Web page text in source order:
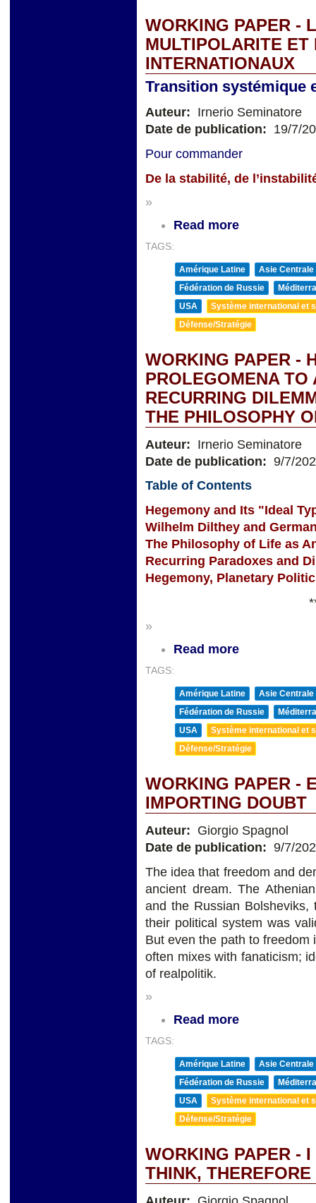
WORKING PAPER -
MULTIPOLARITE
INTERNATIONAUX
Transition systémique
Auteur: Irnerio Seminatore
Date de publication: 19/7/
Pour commander
De la stabilité, de
»
Read more
TAGS:
Amérique Latine
Asie Centrale
Fédération de Russie
USA
Système international et
Défense/Stratégie
WORKING PAPER -
PROLEGOMENA TO
RECURRING
THE PHILOSOPHY
Auteur: Irnerio Seminatore
Date de publication: 9/7/
Table of Contents
Hegemony and Its "Ideal
Wilhelm Dilthey and
The Philosophy of Life as
Recurring Paradoxes and
Hegemony, Planetary
»
Read more
TAGS:
Amérique Latine
Asie Centrale
Fédération de Russie
USA
Système international et
Défense/Stratégie
WORKING PAPER -
IMPORTING DOUBT
Auteur: Giorgio Spagnol
Date de publication: 9/7/
The idea that freedom and
ancient dream. The
and the Russian
their political system was
But even the path to
often mixes with fanaticism;
of realpolitik.
»
Read more
TAGS:
Amérique Latine
Asie Centrale
Fédération de Russie
USA
Système international et
Défense/Stratégie
WORKING PAPER -
THINK, THEREFORE